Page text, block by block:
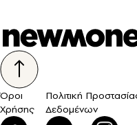
Όροι
Χρήσης
Πολιτική
Δεδομένων